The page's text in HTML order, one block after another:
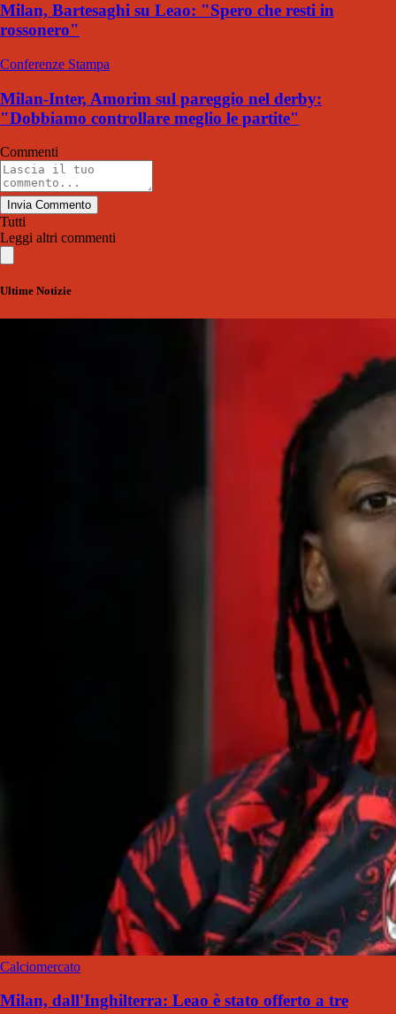
Milan, Bartesaghi su Leao: "Spero che resti in
rossonero"
Conferenze Stampa
Milan-Inter, Amorim sul pareggio nel derby:
"Dobbiamo controllare meglio le partite"
Commenti
Invia Commento
Tutti
Leggi altri commenti
Ultime Notizie
Calciomercato
Milan, dall'Inghilterra: Leao è stato offerto a tre